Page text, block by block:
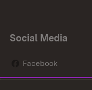
Social Media
Facebook